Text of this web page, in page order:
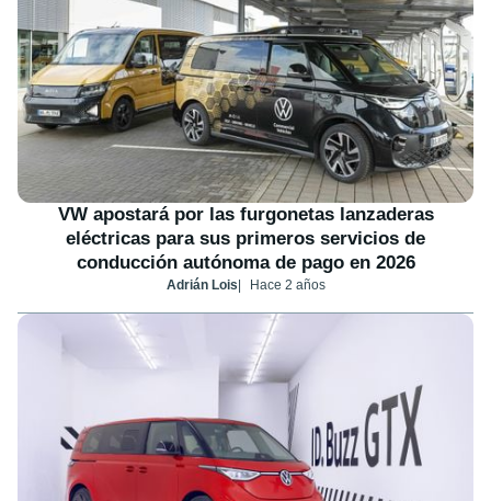
VW apostará por las furgonetas lanzaderas
eléctricas para sus primeros servicios de
conducción autónoma de pago en 2026
Adrián Lois Hace 2 años